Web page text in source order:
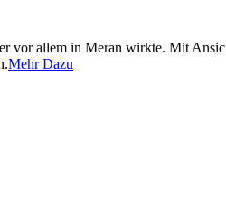
allem in Meran wirkte. Mit
Mehr Dazu